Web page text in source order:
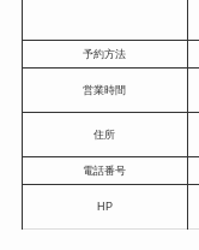
予約方法
営業時間
住所
電話番号
HP